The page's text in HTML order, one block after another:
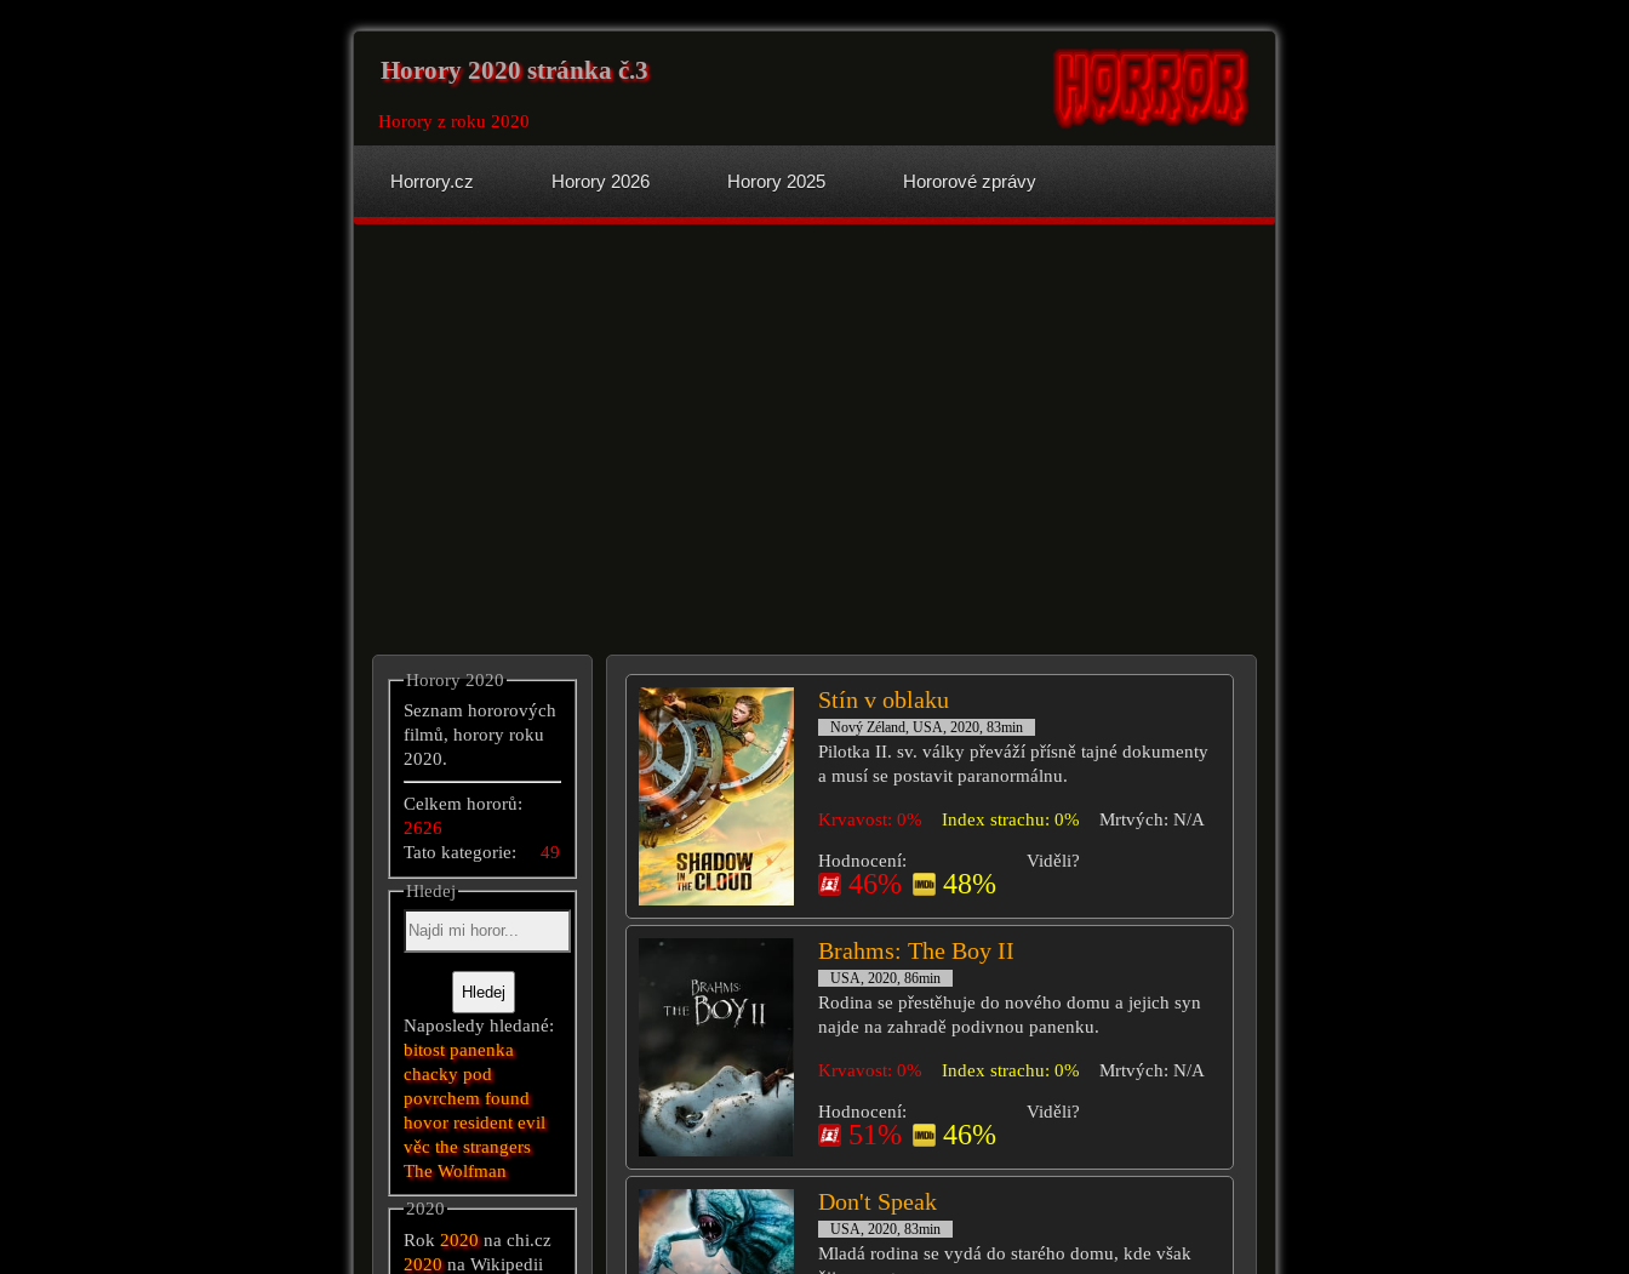
Horory 2020 stránka č.3
Horory z roku 2020
Horrory.cz Horory 2026 Horory 2025 Hororové zprávy
Stín v oblaku
Nový Zéland, USA, 2020, 83min
Pilotka II. sv. války převáží přísně tajné dokumenty
a musí se postavit paranormálnu.
Krvavost: 0% Index strachu: 0% Mrtvých: N/A
Hodnocení:
46% 48%
Viděli?
Brahms: The Boy II
USA, 2020, 86min
Rodina se přestěhuje do nového domu a jejich syn
najde na zahradě podivnou panenku.
Krvavost: 0% Index strachu: 0% Mrtvých: N/A
Hodnocení:
51% 46%
Viděli?
Don't Speak
USA, 2020, 83min
Mladá rodina se vydá do starého domu, kde však
Horory 2020
Seznam hororových
filmů, horory roku
2020.
Celkem hororů:
2626
Tato kategorie:49
Hledej
Naposledy hledané:
bitost panenka
chacky pod
povrchemfound
hovor resident evil
věc the strangers
The Wolfman
2020
Rok 2020na chi.cz
2020na Wikipedii